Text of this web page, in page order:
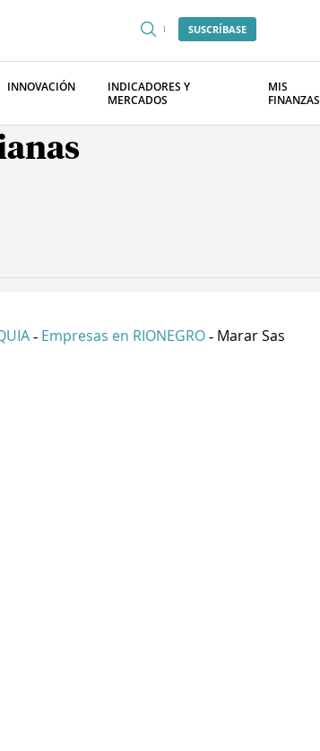
SUSCRÍBASE
INNOVACIÓN
INDICADORES Y
MERCADOS
MIS
FINANZAS
- Empresas en RIONEGRO - Marar Sas